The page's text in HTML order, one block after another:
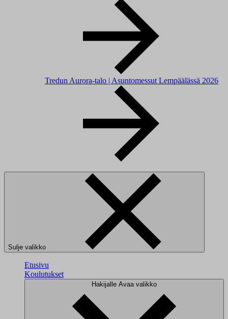
Tredun Aurora-talo | Asuntomessut Lempäälässä 2026
Sulje valikko
Etusivu
Koulutukset
Hakijalle Avaa valikko